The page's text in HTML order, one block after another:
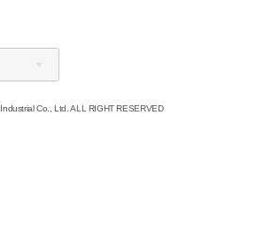
Co., Ltd. ALL RIGHT RESERVED